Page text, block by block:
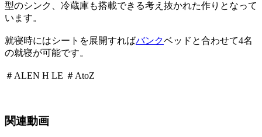
型のシンク、冷蔵庫も搭載できる考え抜かれた作りとなって
います。
就寝時にはシートを展開すればバンクベッドと合わせて4名
の就寝が可能です。
＃ALEN H LE ＃AtoZ
関連動画